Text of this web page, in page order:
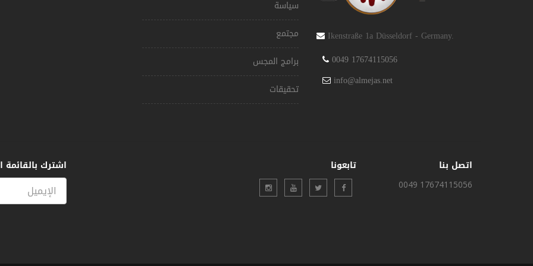
Ikenstraße 1a Düsseldorf - Germany.
0049 17674115056
info@almejas.net
سياسة
مجتمع
برامج المجس
تحقيقات
اتصل بنا
0049 17674115056
تابعونا
اشترك بالقائمة